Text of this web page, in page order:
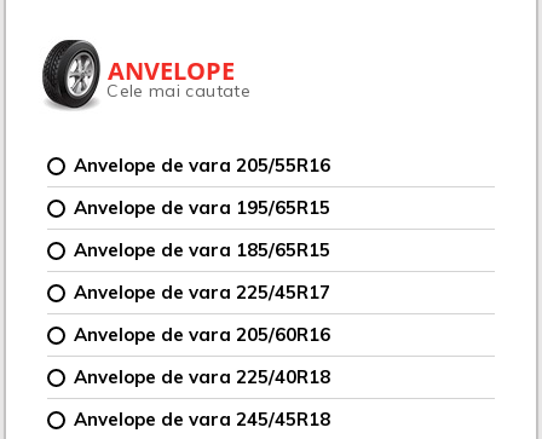
ANVELOPE
Cele mai cautate
Anvelope de vara 205/55R16
Anvelope de vara 195/65R15
Anvelope de vara 185/65R15
Anvelope de vara 225/45R17
Anvelope de vara 205/60R16
Anvelope de vara 225/40R18
Anvelope de vara 245/45R18